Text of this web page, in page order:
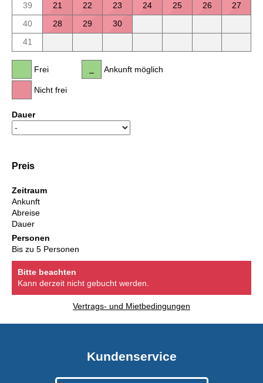
39
21 22 23 24 25 26
27
40
28 29
30
41
Frei
Nicht frei
Ankunft möglich
Dauer
Preis
Zeitraum
Ankunft
Abreise
Dauer
Personen
Bis zu 5 Personen
Bitte beachten
Kann derzeit nicht gebucht werden.
Vertrags- und Mietbedingungen
Kundenservice